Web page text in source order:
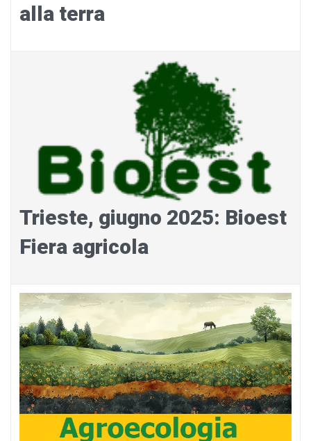
alla terra
Trieste, giugno 2025: Bioest
Fiera agricola